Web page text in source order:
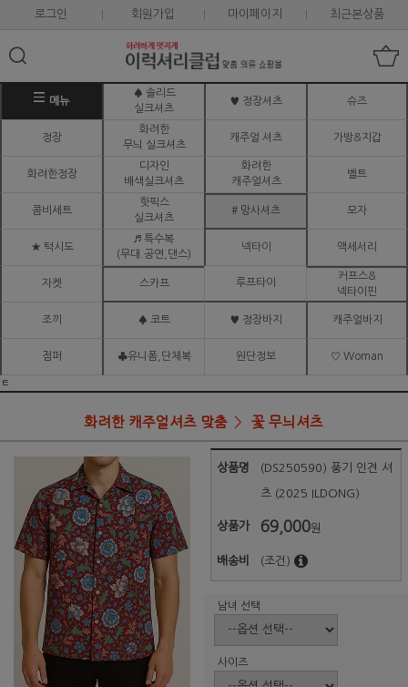
로그인 회원가입 마이페이지 최근본상품
메뉴
♠ 솔리드
실크셔츠
♥ 정장셔츠 슈즈
정장
화려한
무늬 실크셔츠
캐주얼 셔츠 가방&지갑
화려한정장
디자인
배색실크셔츠
화려한
캐주얼셔츠
벨트
콤비세트
핫픽스
실크셔츠
# 망사셔츠 모자
★ 턱시도
♬ 특수복
(무대.공연,댄스)
넥타이 액세서리
자켓 스카프 루프타이
커프스&
넥타이핀
조끼 ♠ 코트 ♥ 정장바지 캐주얼바지
점퍼 ♣유니폼,단체복 원단정보 ♡ Woman
ㅌ
화려한 캐주얼셔츠 맞춤 꽃 무늬셔츠
상품명 (DS250590) 풍기 인견 셔
츠 (2025 ILDONG)
상품가 69,000원
배송비 (조건)
남녀 선택
사이즈